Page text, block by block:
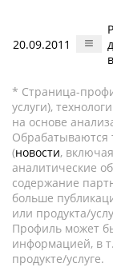
20.09.2011
* Страница-
услуги),
на основе
Обрабатываются
(новости,
аналитические
содержание
больше
или продукта/
Профиль может
информацией, в
продукте/услуге.